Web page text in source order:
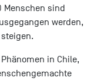
Menschen sind
werden,
in Chile,